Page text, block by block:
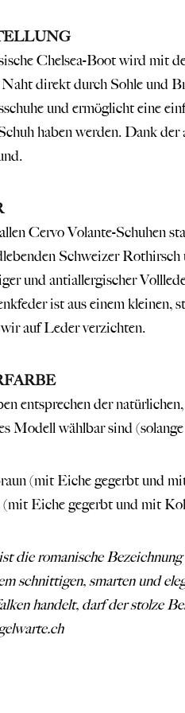
Chelsea-Boot wird mit
direkt durch Sohle und
und ermöglicht eine
haben werden. Dank
Cervo Volante-Schuhen
Schweizer Rothirsch
und antiallergischer
ist aus einem kleinen,
auf Leder verzichten.
entsprechen der
Modell wählbar sind
(mit Eiche gegerbt und
(mit Eiche gegerbt und mit
die romanische
schnittigen, smarten und
handelt, darf der stolze